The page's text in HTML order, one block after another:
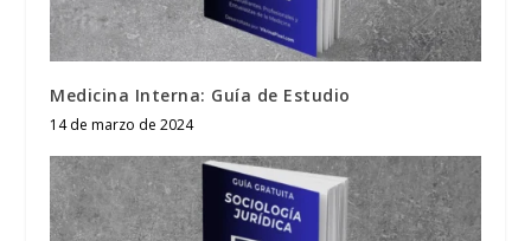
Medicina Interna: Guía de Estudio
14 de marzo de 2024